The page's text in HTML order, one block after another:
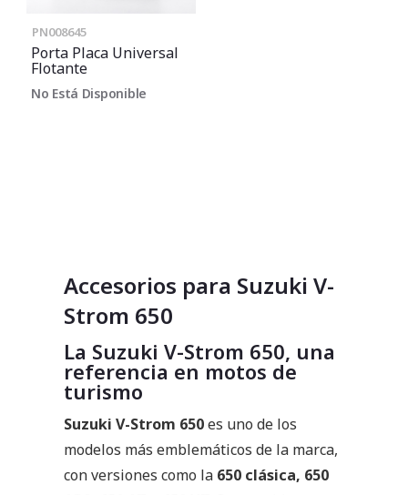
PN008645
Porta Placa Universal
Flotante
No Está Disponible
Accesorios para Suzuki V-
Strom 650
La Suzuki V-Strom 650, una
referencia en motos de
turismo
Suzuki V-Strom 650es uno de los
modelos más emblemáticos de la marca,
con versiones como la 650 clásica, 650